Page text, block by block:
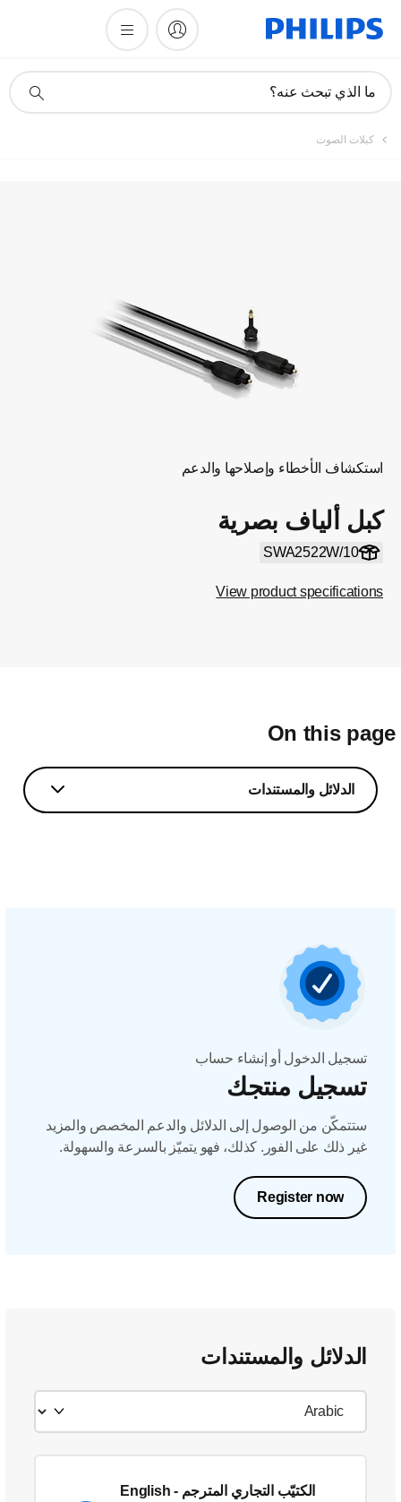
دعم
ما الذي تبحث عنه؟
كبلات الصوت
استكشاف الأخطاء وإصلاحها والدعم
كبل ألياف بصرية
SWA2522W/10
View product specifications
On this
الدلائل والمستندات
تسجيل الدخول أو إنشاء حساب
تسجيل منتجك
ستتمكّن من الوصول إلى الدلائل والدعم المخصص والمزيد
غير ذلك على الفور. كذلك، فهو يتميّز بالسرعة والسهولة.
Register now
الدلائل والمستندات
الكتيّب التجاري المترجم
- English